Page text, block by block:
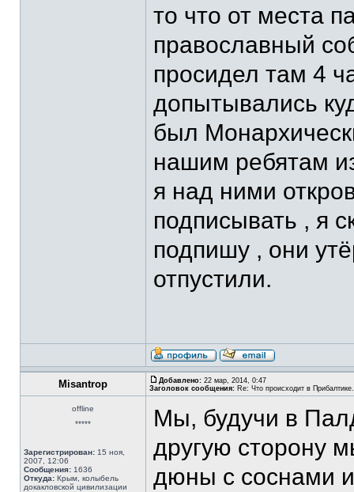
то что от места
православный
просидел там 4
допытывались
был
нашим ребятам
я над ними
подписывать , я
подпишу , они
отпустили.
Misantrop Добавлено: 22 мар, 2014, 0:47
Заголовок сообщения: Re: Что происходит в Прибалтике.
offline
*****
Зарегистрирован: 15 ноя,
2007, 12:06
Сообщения: 1636
Откуда: Крым, колыбель
докакловской цивилизации
Мы, будучи в
другую сторону
дюны с соснами